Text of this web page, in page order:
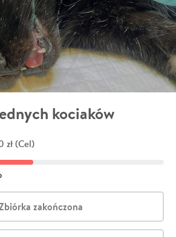
kociaków
zł (Cel)
zakończona